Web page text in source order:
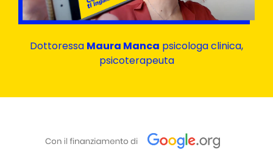
Dottoressa Maura Manca psicologa clinica,
psicoterapeuta